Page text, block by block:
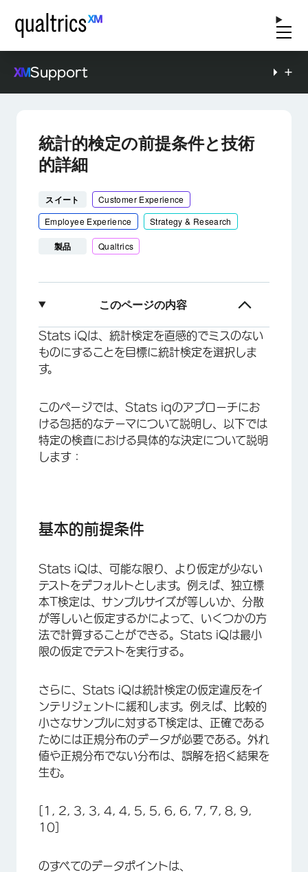
Support
統計的検定の前提条件と技術
的詳細
スイート
Customer Experience
Employee Experience
Strategy & Research
製品 Qualtrics
このページの内容
基本的前提条件
ランク変換
Stats iQ コンティンジェンシー・テーブルズ
Stats iQ相関図
独立サンプルT検定
Stats iQは、統計検定を直感的でミスのない
ものにすることを目標に統計検定を選択しま
す。
このページでは、Stats iqのアプローチにお
ける包括的なテーマについて説明し、以下では
特定の検査における具体的な決定について説明
します：
基本的前提条件
Stats iQは、可能な限り、より仮定が少ない
テストをデフォルトとします。例えば、独立標
本T検定は、サンプルサイズが等しいか、分散
が等しいと仮定するかによって、いくつかの方
法で計算することができる。Stats iQは最小
限の仮定でテストを実行する。
さらに、Stats iQは統計検定の仮定違反をイ
ンテリジェントに緩和します。例えば、比較的
小さなサンプルに対するT検定は、正確である
ためには正規分布のデータが必要である。外れ
値や正規分布でない分布は、誤解を招く結果を
生む。
[1, 2, 3, 3, 4, 4, 5, 5, 6, 6, 7, 7, 8, 9,
10]
のすべてのデータポイントは、